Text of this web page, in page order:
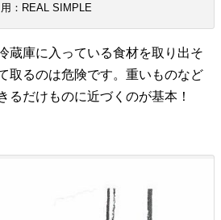
：REAL SIMPLE
蔵庫に入っている食材を取り出そ
取るのは危険です。重いものなど
るだけものに近づくのが基本！